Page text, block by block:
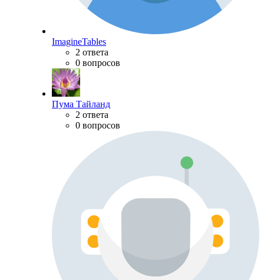
ImagineTables
2 ответа
0 вопросов
Пума Тайланд
2 ответа
0 вопросов